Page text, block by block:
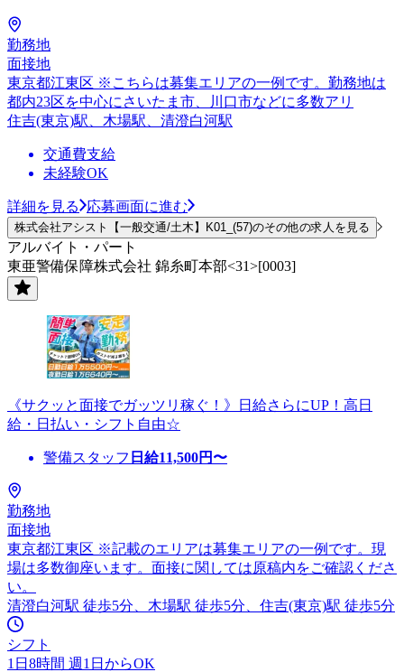
勤務地
面接地
東京都江東区 ※こちらは募集エリアの一例です。勤務地は
都内23区を中心にさいたま市、川口市などに多数アリ
住吉(東京)駅、木場駅、清澄白河駅
交通費支給
未経験OK
詳細を見る 応募画面に進む
株式会社アシスト【一般交通/土木】K01_(57)のその他の求人を見る
アルバイト・パート
東亜警備保障株式会社 錦糸町本部<31>[0003]
《サクッと面接でガッツリ稼ぐ！》日給さらにUP！高日
給・日払い・シフト自由☆
警備スタッフ 日給11,500円〜
勤務地
面接地
東京都江東区 ※記載のエリアは募集エリアの一例です。現
場は多数御座います。面接に関しては原稿内をご確認くださ
い。
清澄白河駅 徒歩5分、木場駅 徒歩5分、住吉(東京)駅 徒歩5分
シフト
1日8時間 週1日からOK